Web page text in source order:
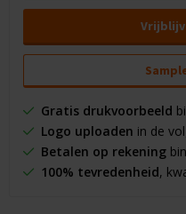
Gratis drukvoorbeeld
Logo uploaden in de
Betalen op rekening
100% tevredenheid,